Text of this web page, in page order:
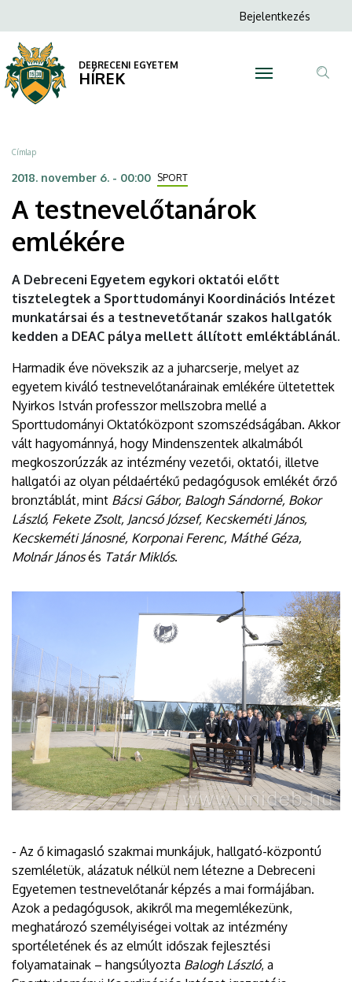
testnevelőtanárok
emlékére
DEBRECENI
EGYETEM
a
tartalomra
Anonim
menüje
Bejelentkezés
DEBRECENI EGYETEM
HÍREK
Morzsa
Címlap
2018. november 6. - 00:00 SPORT
A testnevelőtanárok
emlékére
A Debreceni Egyetem egykori oktatói előtt
tisztelegtek a Sporttudományi Koordinációs Intézet
munkatársai és a testnevetőtanár szakos hallgatók
kedden a DEAC pálya mellett állított emléktáblánál.
Harmadik éve növekszik az a juharcserje, melyet az
egyetem kiváló testnevelőtanárainak emlékére ültetettek
Nyirkos István professzor mellszobra mellé a
Sporttudományi Oktatóközpont szomszédságában. Akkor
vált hagyománnyá, hogy Mindenszentek alkalmából
megkoszorúzzák az intézmény vezetői, oktatói, illetve
hallgatói az olyan példaértékű pedagógusok emlékét őrző
bronztáblát, mint Bácsi Gábor, Balogh Sándorné, Bokor
László, Fekete Zsolt, Jancsó József, Kecskeméti János,
Kecskeméti Jánosné, Korponai Ferenc, Máthé Géza,
Molnár Jánosés Tatár Miklós.
- Az ő kimagasló szakmai munkájuk, hallgató-központú
szemléletük, alázatuk nélkül nem létezne a Debreceni
Egyetemen testnevelőtanár képzés a mai formájában.
Azok a pedagógusok, akikről ma megemlékezünk,
meghatározó személyiségei voltak az intézmény
sportéletének és az elmúlt időszak fejlesztési
folyamatainak – hangsúlyozta Balogh László, a